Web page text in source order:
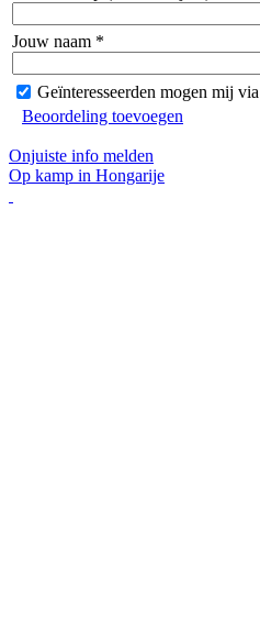
Jouw naam *
Geïnteresseerden mogen mij
Beoordeling toevoegen
Onjuiste info melden
Op kamp in Hongarije